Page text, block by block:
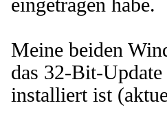
eingetragen habe.
Meine beiden
das 32-Bit-
installiert ist